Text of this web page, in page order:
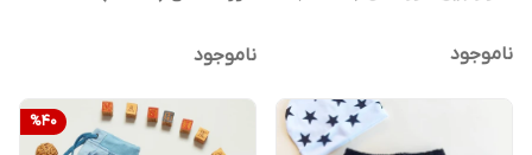
ناموجود ناموجود
%40